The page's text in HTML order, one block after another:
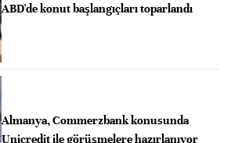
ABD'de konut başlangıçları toparlandı
Almanya, Commerzbank konusunda
Unicredit ile görüşmelere hazırlanıyor